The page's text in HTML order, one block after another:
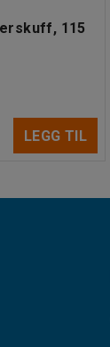
115
LEGG TIL